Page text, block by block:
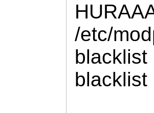
/etc/
blacklist
blacklist